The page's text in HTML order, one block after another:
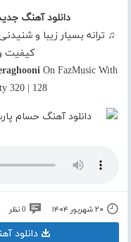
دانلود آهنگ
♫ ترانه بسیار زیبا و
کیفیت
On FazMusic With
320 | 128
۲۰ شهریور ۱۴۰۴ 0 نظر
دانلود